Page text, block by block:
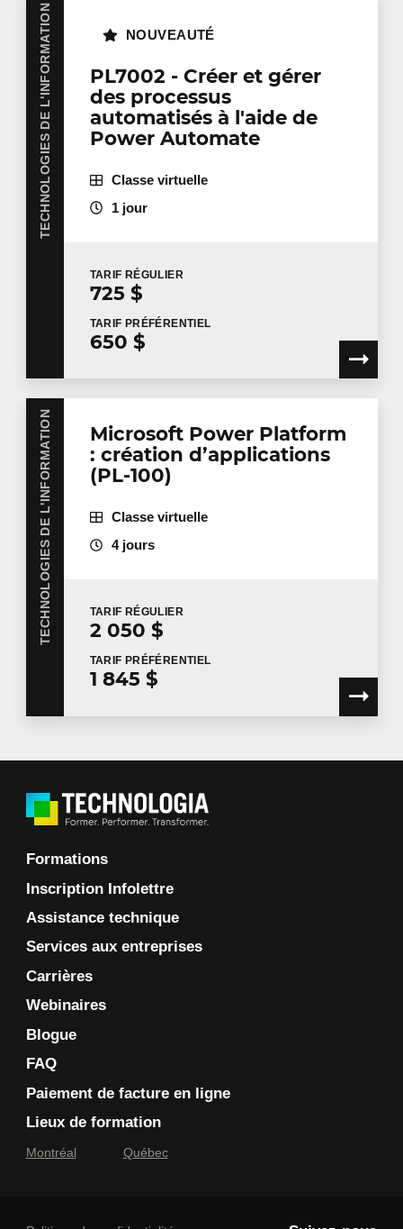
TECHNOLOGIES DE L'INFORMATION
PL7002 - Créer et gérer
des processus
automatisés à l'aide de
Power Automate
NOUVEAUTÉ
Classe virtuelle
1 jour
TARIF RÉGULIER
725 $
TARIF PRÉFÉRENTIEL
650 $
TECHNOLOGIES DE L'INFORMATION
Microsoft Power Platform
: création d’applications
(PL-100)
Classe virtuelle
4 jours
TARIF RÉGULIER
2 050 $
TARIF PRÉFÉRENTIEL
1 845 $
Formations
Inscription Infolettre
Assistance technique
Services aux entreprises
Carrières
Webinaires
Blogue
FAQ
Paiement de facture en ligne
Lieux de formation
Montréal Québec